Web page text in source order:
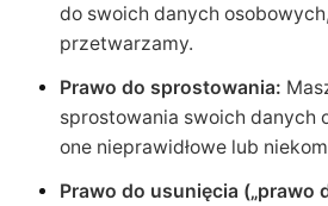
do swoich danych
przetwarzamy.
Prawo do sprostowania:
sprostowania swoich danych
one nieprawidłowe lub
Prawo do usunięcia („prawo